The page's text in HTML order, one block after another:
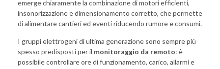
emerge chiaramente la combinazione di motori efficienti,
insonorizzazione e dimensionamento corretto, che permette
di alimentare cantieri ed eventi riducendo rumore e consumi.
I gruppi elettrogeni di ultima generazione sono sempre più
spesso predisposti per il monitoraggio da remoto: è
possibile controllare ore di funzionamento, carico, allarmi e